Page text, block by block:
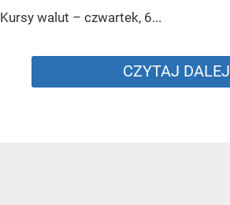
Kursy walut – czwartek, 6...
CZYTAJ DALEJ